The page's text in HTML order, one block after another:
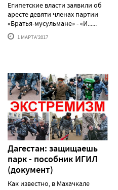
Египетские власти заявили об
аресте девяти членах партии
«Братья-мусульмане» - «И......
1 МАРТА'2017
Дагестан: защищаешь
парк - пособник ИГИЛ
(документ)
Как известно, в Махачкале